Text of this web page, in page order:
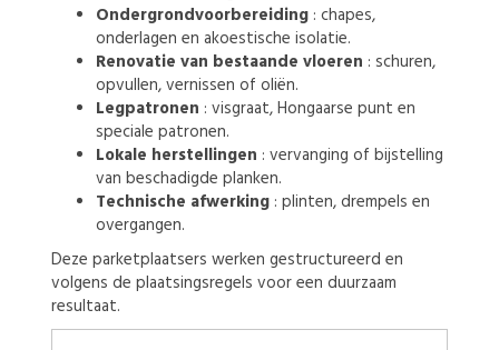
Ondergrondvoorbereiding: chapes,
onderlagen en akoestische isolatie.
Renovatie van bestaande vloeren : schuren,
opvullen, vernissen of oliën.
Legpatronen : visgraat, Hongaarse punt en
speciale patronen.
Lokale herstellingen : vervanging of bijstelling
van beschadigde planken.
Technische afwerking: plinten, drempels en
overgangen.
Deze parketplaatsers werken gestructureerd en
volgens de plaatsingsregels voor een duurzaam
resultaat.